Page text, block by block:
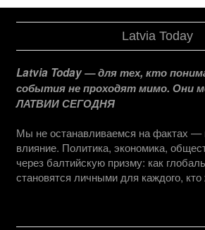
Latvia Today
Latvia Today — для тех, кто
события не проходят мимо. Они
ЛАТВИИ СЕГОДНЯ
Мы не останавливаемся на фактах
влияние. Политика, экономика,
через балтийскую призму: как
становятся личными для каждого,